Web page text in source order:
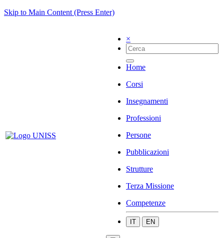
Skip to Main Content (Press Enter)
×
Home
Corsi
Insegnamenti
Professioni
Persone
Pubblicazioni
Strutture
Terza Missione
Competenze
IT EN